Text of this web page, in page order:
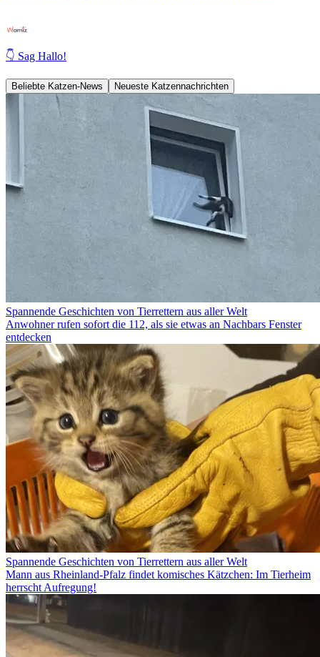
👇 Sag Hallo!
Beliebte Katzen-News Neueste Katzennachrichten
Spannende Geschichten von Tierrettern aus aller Welt
Anwohner rufen sofort die 112, als sie etwas an Nachbars Fenster
entdecken
Spannende Geschichten von Tierrettern aus aller Welt
Mann aus Rheinland-Pfalz findet komisches Kätzchen: Im Tierheim
herrscht Aufregung!